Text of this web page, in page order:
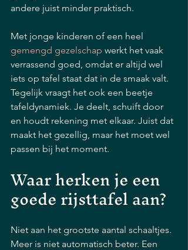
andere juist minder praktisch.
Met jonge kinderen of een heel
gemengd gezelschap werkt het vaak
verrassend goed, omdat er altijd wel
iets op tafel staat dat in de smaak valt.
Tegelijk vraagt het ook een beetje
tafeldynamiek. Je deelt, schuift door
en houdt rekening met elkaar. Juist dat
maakt het gezellig, maar het moet wel
passen bij het moment.
Waar herken je een
goede rijsttafel aan?
Niet aan het grootste aantal schaaltjes.
Meer is niet automatisch beter. Een